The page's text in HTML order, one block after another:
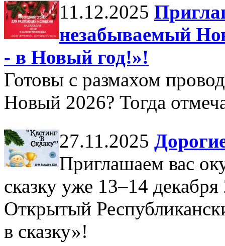
11.12.2025
незабываемый
- в Новый год!»!
Готовы с размахом
Новый 2026? Тогда
27.11.2025
Приглашаем вас
сказку уже 13–14
Открытый
в сказку»!